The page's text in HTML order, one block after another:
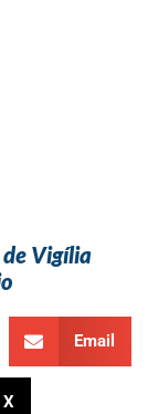
Vigília
Email
X